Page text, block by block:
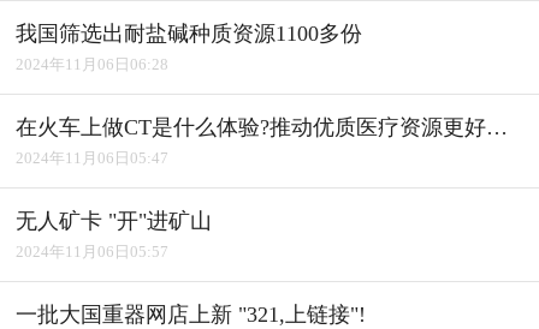
我国筛选出耐盐碱种质资源1100多份
2024年11月06日06:28
在火车上做CT是什么体验?推动优质医疗资源更好惠及基层
2024年11月06日05:47
无人矿卡 "开"进矿山
2024年11月06日05:57
一批大国重器网店上新 "321,上链接"!